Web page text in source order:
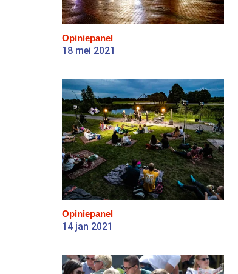
Opiniepanel
18 mei 2021
Opiniepanel
14 jan 2021